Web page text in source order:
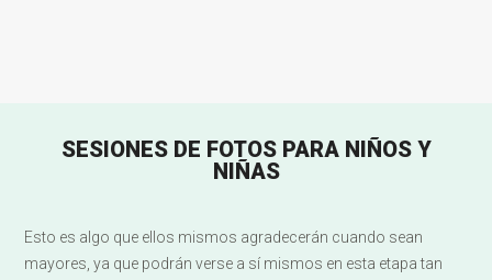
SESIONES DE FOTOS PARA NIÑOS Y
NIÑAS
Esto es algo que ellos mismos agradecerán cuando sean
mayores, ya que podrán verse a sí mismos en esta etapa tan